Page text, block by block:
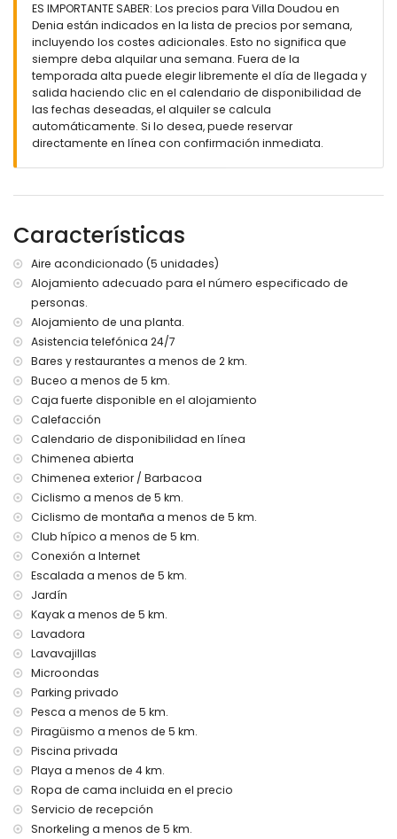
baño con lavabo individual, ducha y WC
Exterior de la villa
parcela grande y cerrada
piscina privada de forma de laguna, de 8m x 4m y 2m de
profundidad
hermoso jardín con césped y árboles, y muebles de jardín
con tumbonas
2 terrazas, de las cuales 1 está cubierta
barbacoa
zona de estar y comedor al aire libre
Más información
pueblo más cercano: Dénia (a menos de 3 kilómetros de la
villa)
orilla o ribera más cercana: Mar Mediterráneo (a menos de
4 kilómetros de la villa)
playa más cercana: La Marineta Casiana (a menos de 4
kilómetros de la villa)
puerto más cercano: Puerto Balearia Dénia (a menos de 5
kilómetros de la villa)
parque más cercano: Parque Natural del Montgó (a menos
de 2 kilómetros de la villa)
aeropuerto más cercano: Alicante (a menos de 100
kilómetros de la villa)
segundo aeropuerto más cercano: Valencia (> 100
no se admiten mascotas
El alojamiento es muy adecuado para familias con niños
Instalaciones y servicios incluidos en el precio del alquiler
internet (WiFi)
plancha y tabla de planchar
ropa de cama y toallas
calefacción por aire y aire acondicionado
Instalaciones y servicios con coste adicional
cama extra y cama/cuna para niños (a petición)
Entretenimiento y actividades de ocio para sus vacaciones
en Dénia, Costa Blanca
bar y paseo marítimo (Paseo Saladar) (a menos de 5
kilómetros de la casa)
Lugares de interés y cultura en Dénia, Costa Blanca
ES IMPORTANTE SABER: Los precios para Villa Doudou en
Denia están indicados en la lista de precios por semana,
incluyendo los costes adicionales. Esto no significa que
siempre deba alquilar una semana. Fuera de la
temporada alta puede elegir libremente el día de llegada y
salida haciendo clic en el calendario de disponibilidad de
las fechas deseadas, el alquiler se calcula
automáticamente. Si lo desea, puede reservar
directamente en línea con confirmación inmediata.
Características
Aire acondicionado (5 unidades)
Alojamiento adecuado para el número especificado de
personas.
Alojamiento de una planta.
Asistencia telefónica 24/7
Bares y restaurantes a menos de 2 km.
Buceo a menos de 5 km.
Caja fuerte disponible en el alojamiento
Calefacción
Calendario de disponibilidad en línea
Chimenea abierta
Chimenea exterior / Barbacoa
Ciclismo a menos de 5 km.
Ciclismo de montaña a menos de 5 km.
Club hípico a menos de 5 km.
Conexión a Internet
Escalada a menos de 5 km.
Jardín
Kayak a menos de 5 km.
Lavadora
Lavavajillas
Microondas
Parking privado
Pesca a menos de 5 km.
Piragüismo a menos de 5 km.
Piscina privada
Playa a menos de 4 km.
Ropa de cama incluida en el precio
Servicio de recepción
Snorkeling a menos de 5 km.